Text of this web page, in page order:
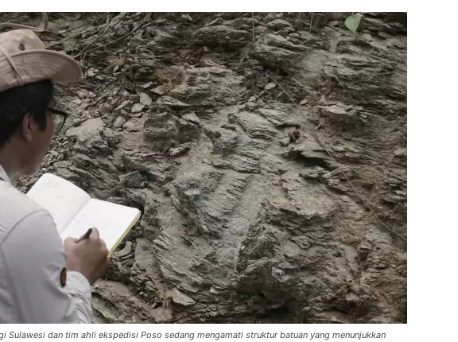
Sulawesi dan tim ahli ekspedisi Poso sedang mengamati struktur batuan yang menunjukkan